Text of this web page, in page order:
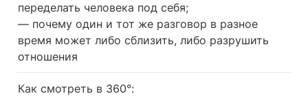
переделать человека под себя;
— почему один и тот же разговор в разное
время может либо сблизить, либо разрушить
отношения
Как смотреть в 360°: